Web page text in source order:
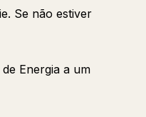
Se não estiver
Energia a um